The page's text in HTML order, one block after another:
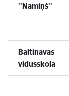
''Namiņš''
Baltinavas
vidusskola